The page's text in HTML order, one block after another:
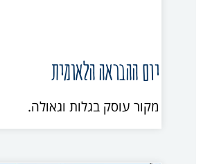
יום ההבראה הלאומית
מקור עוסק בגלות וגאולה.